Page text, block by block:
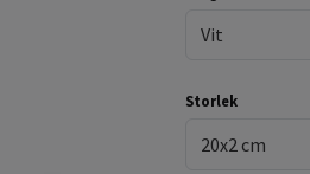
Vit
Storlek
20x2 cm